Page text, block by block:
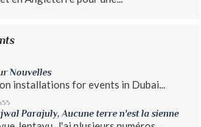
Nouvelles
installations for events in Dubai...
Parajuly, Aucune terre n'est la sienne